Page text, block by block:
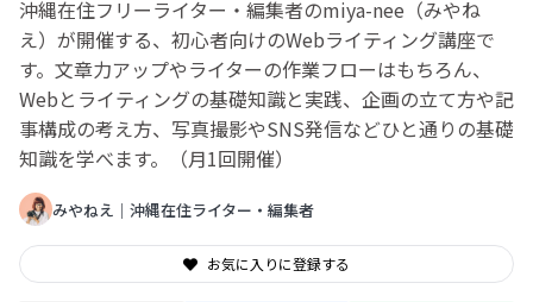
沖縄在住フリーライター・編集者のmiya-nee（みやね
え）が開催する、初心者向けのWebライティング講座で
す。文章力アップやライターの作業フローはもちろん、
Webとライティングの基礎知識と実践、企画の立て方や記
事構成の考え方、写真撮影やSNS発信などひと通りの基礎
知識を学べます。（月1回開催）
みやねえ｜沖縄在住ライター・編集者
お気に入りに登録する